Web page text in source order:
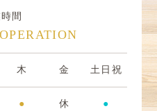
間
木 金 土日祝
● 休 ●